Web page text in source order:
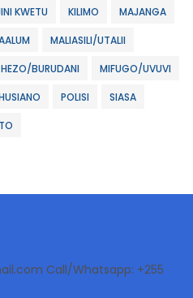
KWETU KILIMO MAJANGA
MALIASILI/UTALII
BURUDANI MIFUGO/UVUVI
POLISI SIASA
Call/Whatsapp: +255